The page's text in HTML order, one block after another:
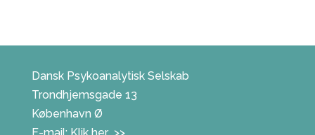
Dansk Psykoanalytisk Selskab
Trondhjemsgade 13
København Ø